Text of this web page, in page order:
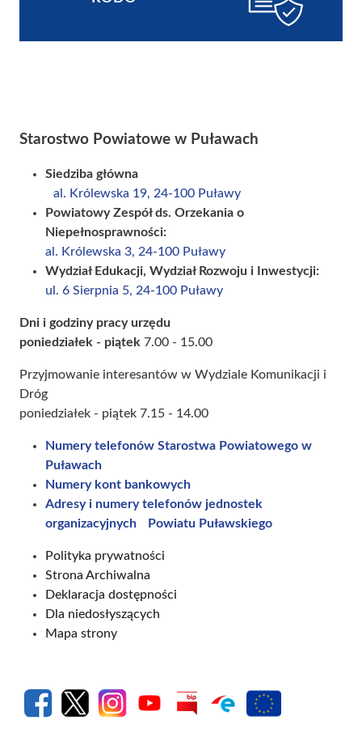
Starostwo Powiatowe w Puławach
Siedziba główna
al. Królewska 19, 24-100 Puławy
Powiatowy Zespół ds. Orzekania o
Niepełnosprawności:
al. Królewska 3, 24-100 Puławy
Wydział Edukacji, Wydział Rozwoju i Inwestycji:
ul. 6 Sierpnia 5, 24-100 Puławy
Dni i godziny pracy urzędu
poniedziałek - piątek 7.00 - 15.00
Przyjmowanie interesantów w Wydziale Komunikacji i
Dróg
poniedziałek - piątek 7.15 - 14.00
Numery telefonów Starostwa Powiatowego w
Puławach
Numery kont bankowych
Adresy i numery telefonów jednostek
organizacyjnych Powiatu Puławskiego
Polityka prywatności
Strona Archiwalna
Deklaracja dostępności
Dla niedosłyszących
Mapa strony